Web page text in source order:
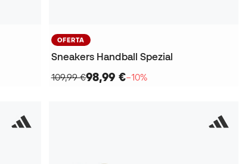
OFERTA
Sneakers Handball Spezial
109,99 €98,99 €−10%